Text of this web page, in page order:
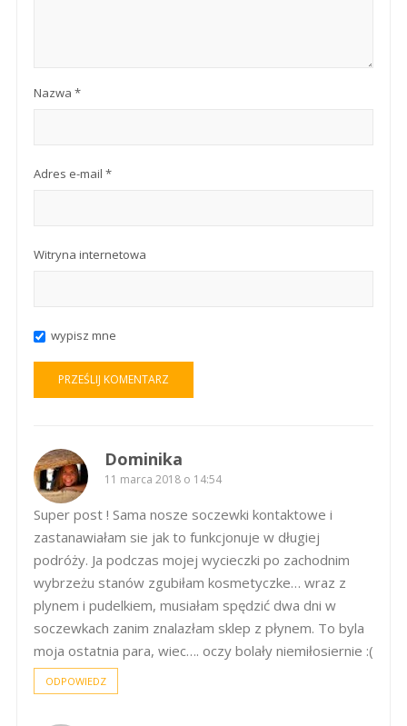
Nazwa *
Adres e-mail *
Witryna internetowa
wypisz mne
Dominika
11 marca 2018 o 14:54
Super post ! Sama nosze soczewki kontaktowe i
zastanawiałam sie jak to funkcjonuje w długiej
podróży. Ja podczas mojej wycieczki po zachodnim
wybrzeżu stanów zgubiłam kosmetyczke… wraz z
plynem i pudelkiem, musiałam spędzić dwa dni w
soczewkach zanim znalazłam sklep z płynem. To byla
moja ostatnia para, wiec…. oczy bolały niemiłosiernie :(
ODPOWIEDZ